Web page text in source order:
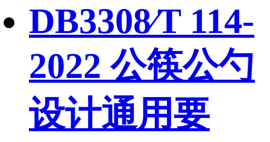
DB3308∕T 114-
2022 公筷公勺
设计通用要